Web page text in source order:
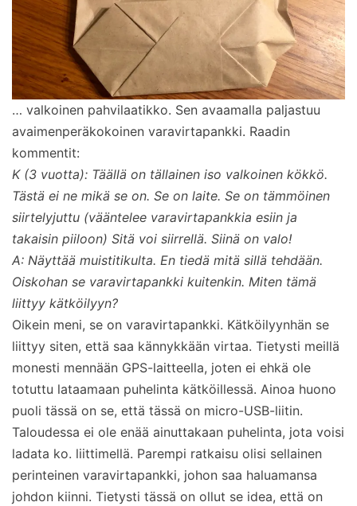
… valkoinen pahvilaatikko. Sen avaamalla paljastuu
avaimenperäkokoinen varavirtapankki. Raadin
kommentit:
K (3 vuotta): Täällä on tällainen iso valkoinen kökkö.
Tästä ei ne mikä se on. Se on laite. Se on tämmöinen
siirtelyjuttu (vääntelee varavirtapankkia esiin ja
takaisin piiloon) Sitä voi siirrellä. Siinä on valo!
A: Näyttää muistitikulta. En tiedä mitä sillä tehdään.
Oiskohan se varavirtapankki kuitenkin. Miten tämä
liittyy kätköilyyn?
Oikein meni, se on varavirtapankki. Kätköilyynhän se
liittyy siten, että saa kännykkään virtaa. Tietysti meillä
monesti mennään GPS-laitteella, joten ei ehkä ole
totuttu lataamaan puhelinta kätköillessä. Ainoa huono
puoli tässä on se, että tässä on micro-USB-liitin.
Taloudessa ei ole enää ainuttakaan puhelinta, jota voisi
ladata ko. liittimellä. Parempi ratkaisu olisi sellainen
perinteinen varavirtapankki, johon saa haluamansa
johdon kiinni. Tietysti tässä on ollut se idea, että on